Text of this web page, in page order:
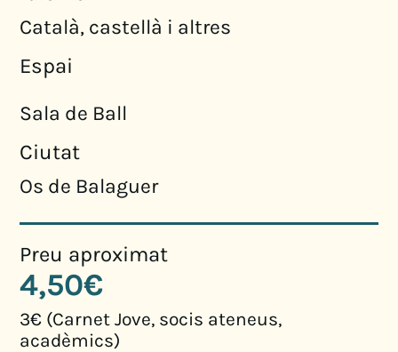
Català, castellà i altres
Espai
Sala de Ball
Ciutat
Os de Balaguer
Preu aproximat
4,50€
3€ (Carnet Jove, socis ateneus,
acadèmics)